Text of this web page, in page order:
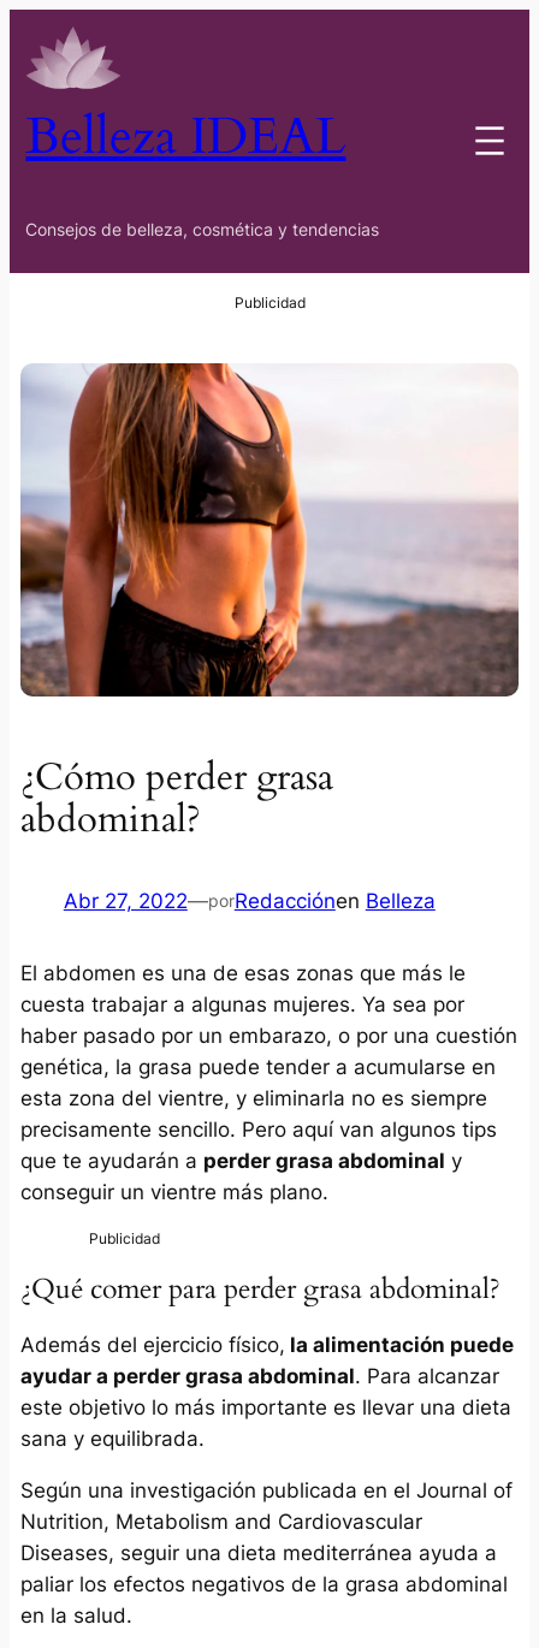
Belleza IDEAL
Consejos de belleza, cosmética y tendencias
¿Cómo perder grasa
abdominal?
Abr 27, 2022—porRedacciónen Belleza
El abdomen es una de esas zonas que más le
cuesta trabajar a algunas mujeres. Ya sea por
haber pasado por un embarazo, o por una cuestión
genética, la grasa puede tender a acumularse en
esta zona del vientre, y eliminarla no es siempre
precisamente sencillo. Pero aquí van algunos tips
que te ayudarán a perder grasa abdominal y
conseguir un vientre más plano.
¿Qué comer para perder grasa abdominal?
Además del ejercicio físico, la alimentación puede
ayudar a perder grasa abdominal. Para alcanzar
este objetivo lo más importante es llevar una dieta
sana y equilibrada.
Según una investigación publicada en el Journal of
Nutrition, Metabolism and Cardiovascular
Diseases, seguir una dieta mediterránea ayuda a
paliar los efectos negativos de la grasa abdominal
en la salud.